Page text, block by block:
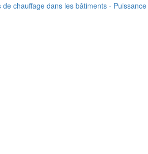
de chauffage dans les bâtiments -